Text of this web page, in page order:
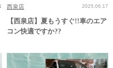
西泉店 2025.06.17
【西泉店】夏もうすぐ!!車のエア
コン快適ですか??